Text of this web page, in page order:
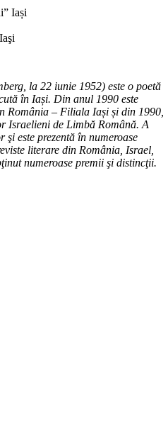
Iași
la 22 iunie 1952) este o poetă
în Iași. Din anul 1990 este
– Filiala Iași și din 1990,
Israelieni de Limbă Română. A
şi este prezentă în numeroase
literare din România, Israel,
numeroase premii şi distincţii.